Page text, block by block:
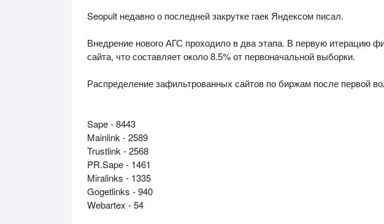
Seopult недавно о последней закрутке гаек Яндексом писал.
Внедрение нового АГС проходило в два этапа. В первую итерацию
сайта, что составляет около 8.5% от первоначальной выборки.
Распределение зафильтрованных сайтов по биржам после первой
Sape - 8443
Mainlink - 2589
Trustlink - 2568
PR.Sape - 1461
Miralinks - 1335
Gogetlinks - 940
Webartex - 54